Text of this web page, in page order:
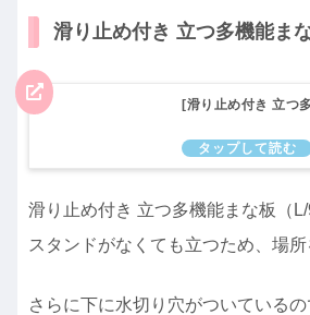
滑り止め付き 立つ多機能ま
[滑り止め付き 立つ
滑り止め付き 立つ多機能まな板（
スタンドがなくても立つため、場所
さらに下に水切り穴がついている